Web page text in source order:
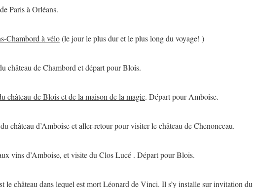
Paris à Orléans.
Chambord à vélo(le jour le plus dur et le plus long du voyage! )
château de Chambord et départ pour Blois.
château de Blois et de la maison de la magie. Départ pour Amboise.
château d’Amboise et aller-retour pour visiter le château de Chenonceau.
vins d’Amboise, et visite du Clos Lucé . Départ pour Blois.
le château dans lequel est mort Léonard de Vinci. Il s’y installe sur invitation du